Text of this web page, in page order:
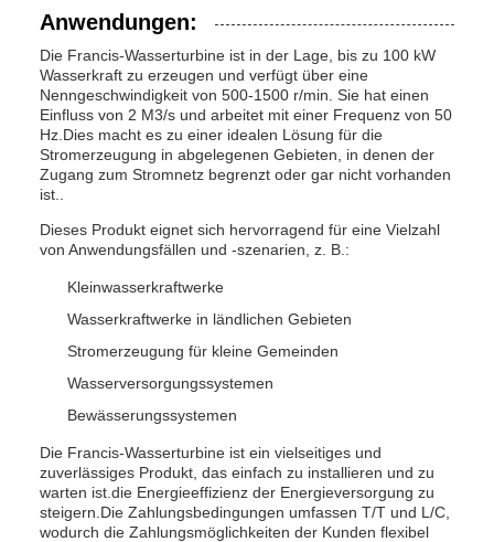
Anwendungen:
Die Francis-Wasserturbine ist in der Lage, bis zu 100 kW
Wasserkraft zu erzeugen und verfügt über eine
Nenngeschwindigkeit von 500-1500 r/min. Sie hat einen
Einfluss von 2 M3/s und arbeitet mit einer Frequenz von 50
Hz.Dies macht es zu einer idealen Lösung für die
Stromerzeugung in abgelegenen Gebieten, in denen der
Zugang zum Stromnetz begrenzt oder gar nicht vorhanden
ist..
Dieses Produkt eignet sich hervorragend für eine Vielzahl
von Anwendungsfällen und -szenarien, z. B.:
Kleinwasserkraftwerke
Wasserkraftwerke in ländlichen Gebieten
Stromerzeugung für kleine Gemeinden
Wasserversorgungssystemen
Bewässerungssystemen
Die Francis-Wasserturbine ist ein vielseitiges und
zuverlässiges Produkt, das einfach zu installieren und zu
warten ist.die Energieeffizienz der Energieversorgung zu
steigern.Die Zahlungsbedingungen umfassen T/T und L/C,
wodurch die Zahlungsmöglichkeiten der Kunden flexibel